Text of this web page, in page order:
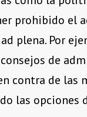
prohibido el
plena. Por
de
contra de las
las opciones